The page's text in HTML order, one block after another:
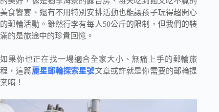
美食饗宴、還有不用特別安排活動也能讓孩子玩得超開心
的郵輪活動。雖然行李有每人50公斤的限制，但我們的裝
滿的是旅途中的珍貴回憶。
如果你也正在找一場適合全家大小、無痛上手的郵輪旅
程，這篇麗星郵輪探索星號文章或許就是你需要的郵輪提
案唷！